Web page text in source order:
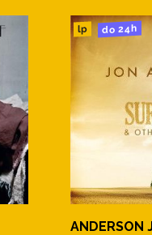
lp do 24h
ANDERSON